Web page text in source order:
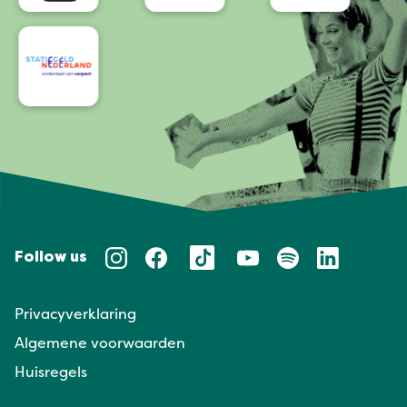
Follow us
Privacyverklaring
Algemene voorwaarden
Huisregels